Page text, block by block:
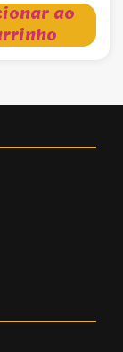
ao